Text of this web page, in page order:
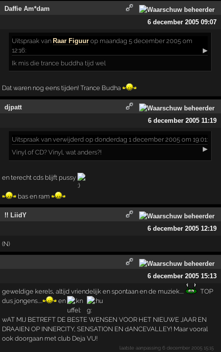
Daffie Am*dam
6 december 2005 09:07
Uitspraak vanRaar Figuur op maandag 5 december 2005 om
12:16:
▶
Ik mis die trance buddha tijd wel
Dat waren nog eens tijden! Trance Budha
djpatt
6 december 2005 11:19
Uitspraak van verwijderd op donderdag 1 december 2005 om 19:01:
▶
Vinyl of CD? Vinyl, wat anders?!
en terecht cds blijft pussy
bas en ram
!! LiidY
6 december 2005 12:19
(N)
6 december 2005 15:13
geweldige kerels, altijd vriendelijk en spontaan en de muziek....
TOP
dus jongens.....
en
wAT MIJ BETREFT DE BESTE WENSEN VOOR HET NIEUWE JAAR EN
DRAAIEN OP INNERCITY, SENSATION EN dANCEVALLEY! Maar vooral
ook doorgaan met club Deja VU!
laatste aanpassing6 december 2005 15:15